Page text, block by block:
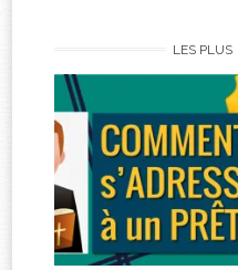
LES PLUS